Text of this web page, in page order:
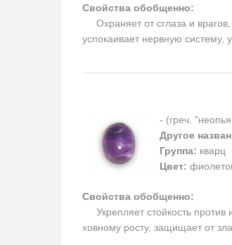
Свойства обобщенно:
Охраняет от сглаза и врагов,
успокаивает нервную систему,
- (греч.
Другое
Группа: кварц
Цвет:
Свойства обобщенно:
Укрепляет стойкость против
ховному росту, защищает от